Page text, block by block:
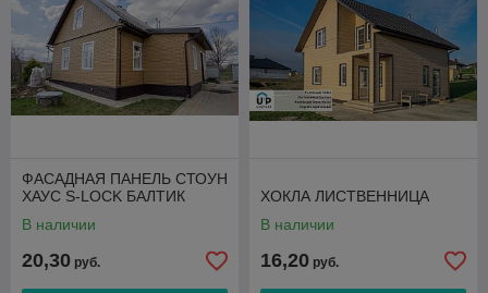
своей конструкции фасадные панели можно устанавливать
как вертикально, так и горизонтально, что дает
дополнительные возможности для воплощения
дизайнерских задумок.
ФАСАДНАЯ ПАНЕЛЬ СТОУН
ХАУС S-LOCK БАЛТИК
В наличии
20,30 руб.
ХОКЛА ЛИСТВЕННИЦА
В наличии
16,20 руб.